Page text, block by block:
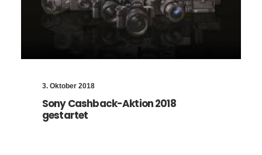
3. Oktober 2018
Sony Cashback-Aktion 2018
gestartet